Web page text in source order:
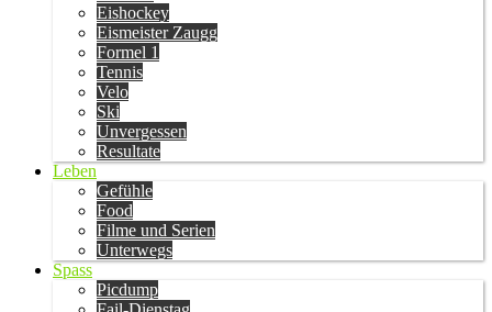
Eishockey
Eismeister Zaugg
Formel 1
Tennis
Velo
Ski
Unvergessen
Resultate
Leben
Gefühle
Food
Filme und Serien
Unterwegs
Spass
Picdump